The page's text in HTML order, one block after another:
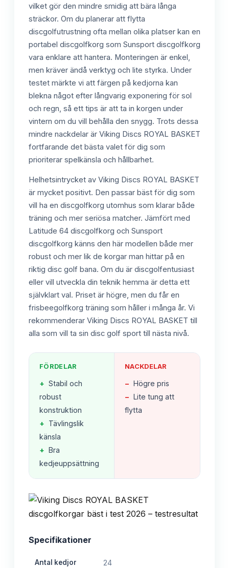
vilket gör den mindre smidig att bära långa
sträckor. Om du planerar att flytta
discgolfutrustning ofta mellan olika platser kan en
portabel discgolfkorg som Sunsport discgolfkorg
vara enklare att hantera. Monteringen är enkel,
men kräver ändå verktyg och lite styrka. Under
testet märkte vi att färgen på kedjorna kan
blekna något efter långvarig exponering för sol
och regn, så ett tips är att ta in korgen under
vintern om du vill behålla den snygg. Trots dessa
mindre nackdelar är Viking Discs ROYAL BASKET
fortfarande det bästa valet för dig som
prioriterar spelkänsla och hållbarhet.
Helhetsintrycket av Viking Discs ROYAL BASKET
är mycket positivt. Den passar bäst för dig som
vill ha en discgolfkorg utomhus som klarar både
träning och mer seriösa matcher. Jämfört med
Latitude 64 discgolfkorg och Sunsport
discgolfkorg känns den här modellen både mer
robust och mer lik de korgar man hittar på en
riktig disc golf bana. Om du är discgolfentusiast
eller vill utveckla din teknik hemma är detta ett
självklart val. Priset är högre, men du får en
frisbeegolfkorg träning som håller i många år. Vi
rekommenderar Viking Discs ROYAL BASKET till
alla som vill ta sin disc golf sport till nästa nivå.
FÖRDELAR
+ Stabil och
robust
konstruktion
+ Tävlingslik
känsla
+ Bra
kedjeuppsättning
NACKDELAR
− Högre pris
− Lite tung att
flytta
Specifikationer
Antal kedjor 24